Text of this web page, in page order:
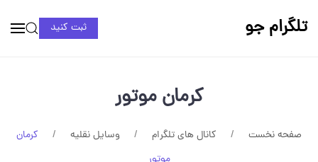
تلگرام جو ثبت کنید
کرمان موتور
صفحه نخست کانال های تلگرام وسایل نقلیه
کرمان